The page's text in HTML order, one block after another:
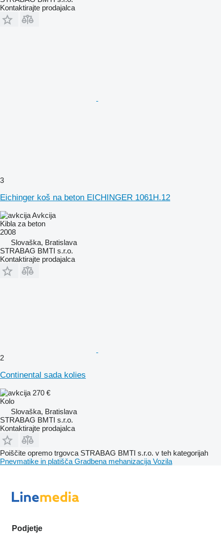
Kontaktirajte prodajalca
3
Eichinger koš na beton EICHINGER 1061H.12
Avkcija
Kibla za beton
2008
Slovaška, Bratislava
STRABAG BMTI s.r.o.
Kontaktirajte prodajalca
2
Continental sada kolies
270 €
Kolo
Slovaška, Bratislava
STRABAG BMTI s.r.o.
Kontaktirajte prodajalca
Poiščite opremo trgovca STRABAG BMTI s.r.o. v teh kategorijah
Pnevmatike in platišča Gradbena mehanizacija Vozila
Podjetje